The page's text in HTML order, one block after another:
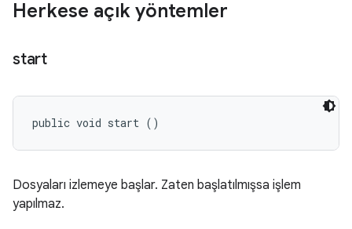
Herkese açık yöntemler
start
public void start ()
Dosyaları izlemeye başlar. Zaten başlatılmışsa işlem
yapılmaz.